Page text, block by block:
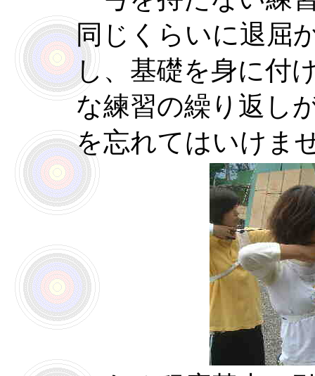
同じくらいに退屈
し、基礎を身に付
な練習の繰り返し
を忘れてはいけま